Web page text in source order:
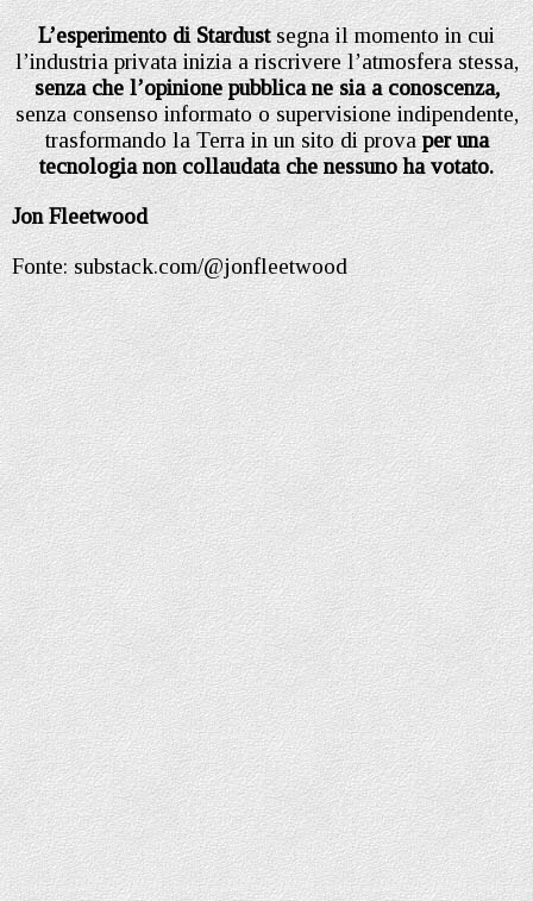
L’esperimento di Stardustsegna il momento in cui
l’industria privata inizia a riscrivere l’atmosfera stessa,
senza che l’opinione pubblica ne sia a conoscenza,
senza consenso informato o supervisione indipendente,
trasformando la Terra in un sito di provaper una
tecnologia non collaudata che nessuno ha votato.
Jon Fleetwood
Fonte: substack.com/@jonfleetwood